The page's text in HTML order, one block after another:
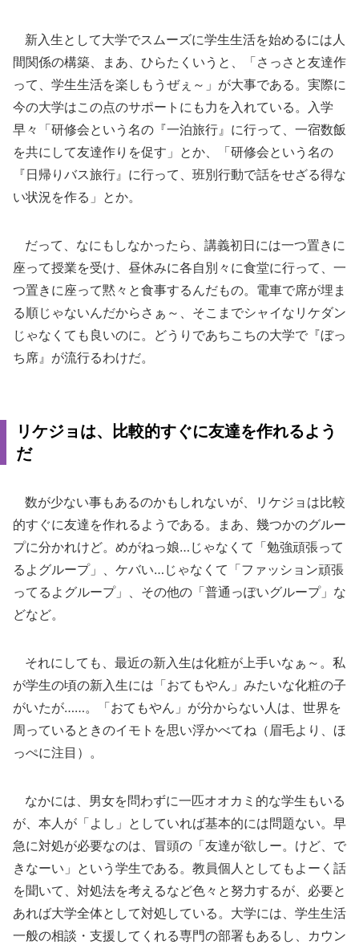
新入生として大学でスムーズに学生生活を始めるには人
間関係の構築、まあ、ひらたくいうと、「さっさと友達作
って、学生生活を楽しもうぜぇ～」が大事である。実際に
今の大学はこの点のサポートにも力を入れている。入学
早々「研修会という名の『一泊旅行』に行って、一宿数飯
を共にして友達作りを促す」とか、「研修会という名の
『日帰りバス旅行』に行って、班別行動で話をせざる得な
い状況を作る」とか。
だって、なにもしなかったら、講義初日には一つ置きに
座って授業を受け、昼休みに各自別々に食堂に行って、一
つ置きに座って黙々と食事するんだもの。電車で席が埋ま
る順じゃないんだからさぁ～、そこまでシャイなリケダン
じゃなくても良いのに。どうりであちこちの大学で『ぼっ
ち席』が流行るわけだ。
リケジョは、比較的すぐに友達を作れるよう
だ
数が少ない事もあるのかもしれないが、リケジョは比較
的すぐに友達を作れるようである。まあ、幾つかのグルー
プに分かれけど。めがねっ娘…じゃなくて「勉強頑張って
るよグループ」、ケバい…じゃなくて「ファッション頑張
ってるよグループ」、その他の「普通っぽいグループ」な
どなど。
それにしても、最近の新入生は化粧が上手いなぁ～。私
が学生の頃の新入生には「おてもやん」みたいな化粧の子
がいたが……。「おてもやん」が分からない人は、世界を
周っているときのイモトを思い浮かべてね（眉毛より、ほ
っぺに注目）。
なかには、男女を問わずに一匹オオカミ的な学生もいる
が、本人が「よし」としていれば基本的には問題ない。早
急に対処が必要なのは、冒頭の「友達が欲しー。けど、で
きなーい」という学生である。教員個人としてもよーく話
を聞いて、対処法を考えるなど色々と努力するが、必要と
あれば大学全体として対処している。大学には、学生生活
一般の相談・支援してくれる専門の部署もあるし、カウン